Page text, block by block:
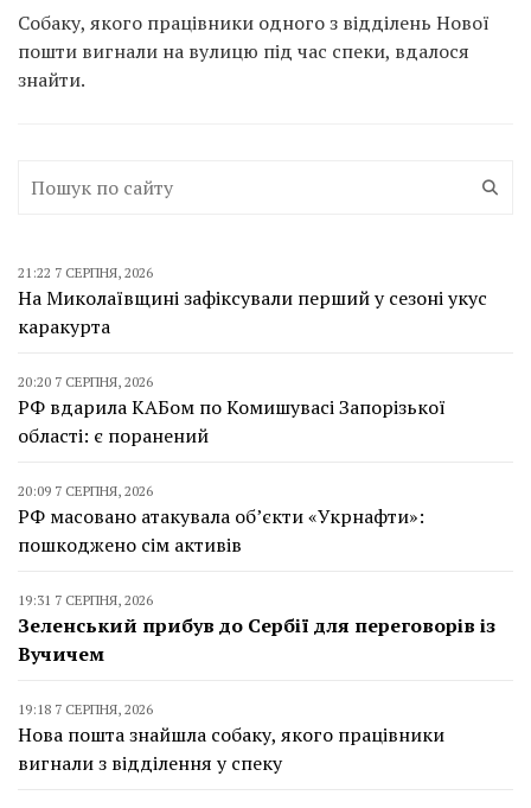
Собаку, якого працівники одного з відділень Нової
пошти вигнали на вулицю під час спеки, вдалося
знайти.
21:22 7 СЕРПНЯ, 2026
На Миколаївщині зафіксували перший у сезоні укус
каракурта
20:20 7 СЕРПНЯ, 2026
РФ вдарила КАБом по Комишувасі Запорізької
області: є поранений
20:09 7 СЕРПНЯ, 2026
РФ масовано атакувала об’єкти «Укрнафти»:
пошкоджено сім активів
19:31 7 СЕРПНЯ, 2026
Зеленський прибув до Сербії для переговорів із
Вучичем
19:18 7 СЕРПНЯ, 2026
Нова пошта знайшла собаку, якого працівники
вигнали з відділення у спеку